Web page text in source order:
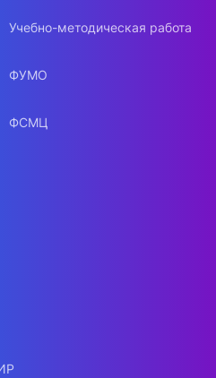
Учебно-методическая работа
ФУМО
ФСМЦ